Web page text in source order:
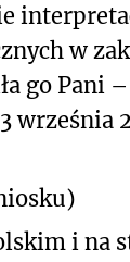
w
go Pani
września
i na